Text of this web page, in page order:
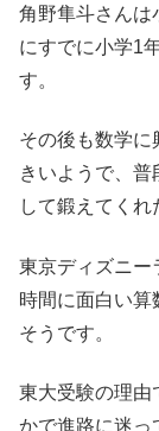
角野隼斗さんは
にすでに小学1
す。
その後も数学に
きいようで、
して鍛えてくれ
東京ディズニー
時間に面白い算
そうです。
東大受験の理由
かで進路に迷っ